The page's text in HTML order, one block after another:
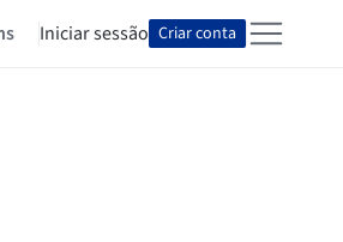
Iniciar sessão Criar conta